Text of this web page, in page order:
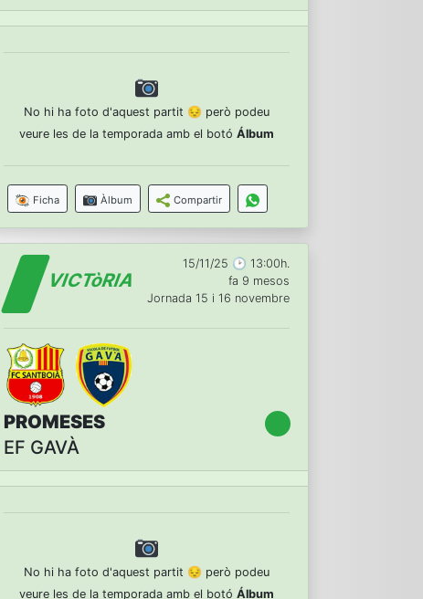
No hi ha foto d'aquest partit 😔 però podeu
veure les de la temporada amb el botóÁlbum
Ficha Àlbum Compartir
VICTòRIA
15/11/25 🕑 13:00h.
fa 9 mesos
Jornada 15 i 16 novembre
PROMESES
EF GAVÀ
No hi ha foto d'aquest partit 😔 però podeu
veure les de la temporada amb el botóÁlbum